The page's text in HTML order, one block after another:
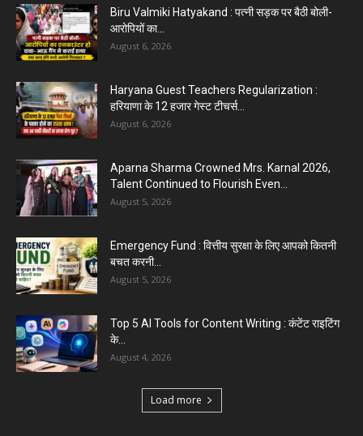
Biru Valmiki Hatyakand : पत्नी सड़क पर बैठी बोली-
आरोपियों का...
August 6, 2026
Haryana Guest Teachers Regularization :
हरियाणा के 12 हजार गेस्ट टीचर्स...
August 6, 2026
Aparna Sharma Crowned Mrs. Karnal 2026,
Talent Continued to Flourish Even...
August 5, 2026
Emergency Fund : वित्तीय सुरक्षा के लिए आपको कितनी
बचत करनी...
August 5, 2026
Top 5 AI Tools for Content Writing : कंटेंट राइटिंग
के...
August 4, 2026
Load more